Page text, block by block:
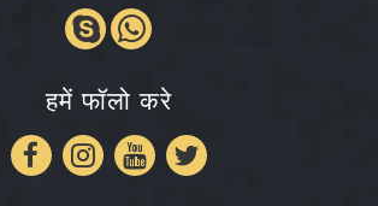
हमें फॉलो करे